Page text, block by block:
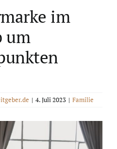
im
um
| 4. Juli 2023 | Familie